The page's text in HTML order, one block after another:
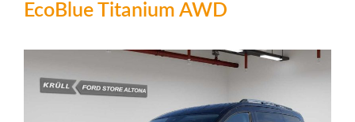
EcoBlue Titanium AWD